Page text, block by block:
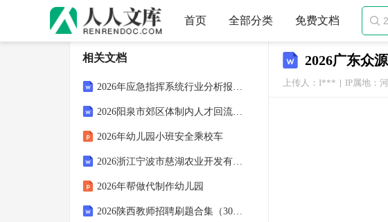
首页 全部分类 免费文档 
2026广东众
上传人：I*** IP属地：
相关文档
2026年应急指挥系统行业分析报告及未来发展趋势报告
2026阳泉市郊区体制内人才回流考试参考试题及答案解析
2026年幼儿园小班安全乘校车
2026浙江宁波市慈湖农业开发有限公司招聘核减岗位招聘指标考试备考题库及答案解析
2026年帮做代制作幼儿园
2026陕西教师招聘刷题合集（3000题）考试备考题库及答案解析